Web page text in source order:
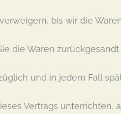
bis wir die
die Waren
und in jedem Fall
Vertrags unterrichten,